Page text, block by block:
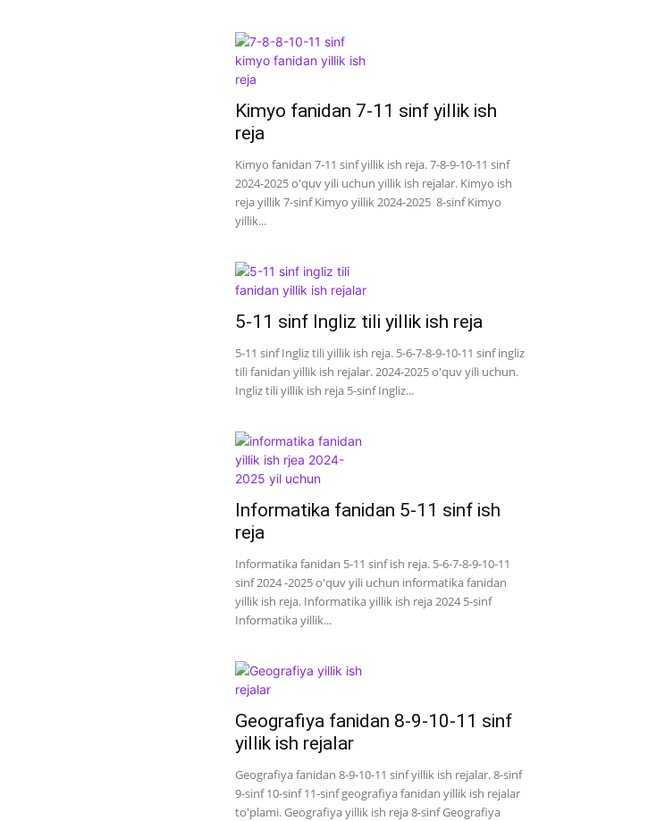
Kimyo fanidan 7-11 sinf yillik ish
reja
Kimyo fanidan 7-11 sinf yillik ish reja. 7-8-9-10-11 sinf
2024-2025 o'quv yili uchun yillik ish rejalar. Kimyo ish
reja yillik 7-sinf Kimyo yillik 2024-2025 8-sinf Kimyo
yillik...
5-11 sinf Ingliz tili yillik ish reja
5-11 sinf Ingliz tili yillik ish reja. 5-6-7-8-9-10-11 sinf ingliz
tili fanidan yillik ish rejalar. 2024-2025 o'quv yili uchun.
Ingliz tili yillik ish reja 5-sinf Ingliz...
Informatika fanidan 5-11 sinf ish
reja
Informatika fanidan 5-11 sinf ish reja. 5-6-7-8-9-10-11
sinf 2024 -2025 o'quv yili uchun informatika fanidan
yillik ish reja. Informatika yillik ish reja 2024 5-sinf
Informatika yillik...
Geografiya fanidan 8-9-10-11 sinf
yillik ish rejalar
Geografiya fanidan 8-9-10-11 sinf yillik ish rejalar. 8-sinf
9-sinf 10-sinf 11-sinf geografiya fanidan yillik ish rejalar
to'plami. Geografiya yillik ish reja 8-sinf Geografiya